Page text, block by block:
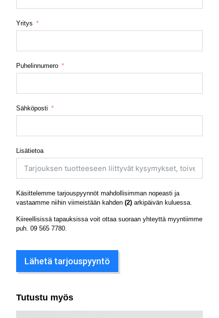
Yritys
Puhelinnumero
Sähköposti
Lisätietoa
Käsittelemme tarjouspyynnöt mahdollisimman nopeasti ja
vastaamme niihin viimeistään kahden (2) arkipäivän kuluessa.
Kiireellisissä tapauksissa voit ottaa suoraan yhteyttä myyntiimme
puh. 09 565 7780
Lähetä tarjouspyyntö
Tutustu myös